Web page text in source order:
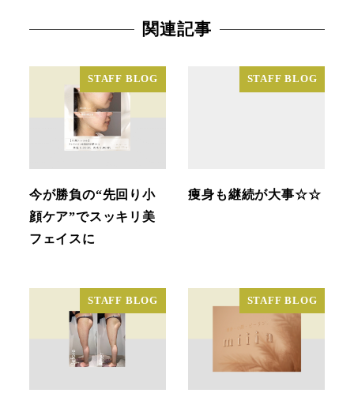
関連記事
STAFF BLOG
今が勝負の“先回り小
顔ケア”でスッキリ美
フェイスに
STAFF BLOG
痩身も継続が大事☆☆
STAFF BLOG STAFF BLOG